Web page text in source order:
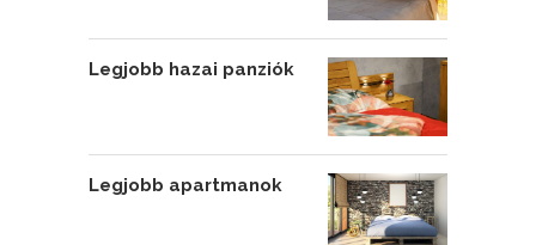
Legjobb hazai panziók
Legjobb apartmanok